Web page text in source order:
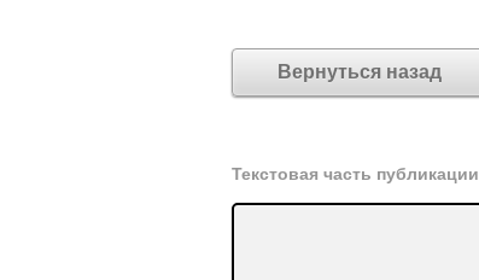
Вернуться назад
Текстовая часть публикации